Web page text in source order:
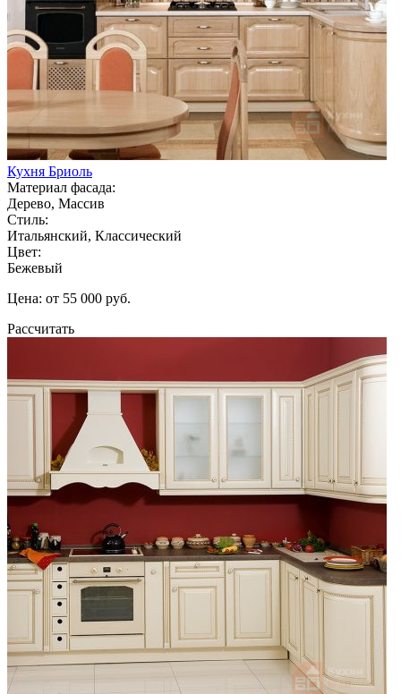
Кухня Бриоль
Материал фасада:
Дерево, Массив
Стиль:
Итальянский, Классический
Цвет:
Бежевый
Цена: от 55 000 руб.
Рассчитать